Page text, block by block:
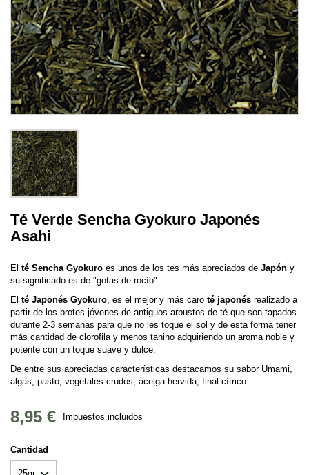
Té Verde Sencha Gyokuro Japonés
Asahi
El té Sencha Gyokuro es unos de los tes más apreciados de Japón y
su significado es de "gotas de rocío".
El té Japonés Gyokuro, es el mejor y más caro té japonés realizado a
partir de los brotes jóvenes de antiguos arbustos de té que son tapados
durante 2-3 semanas para que no les toque el sol y de esta forma tener
más cantidad de clorofila y menos tanino adquiriendo un aroma noble y
potente con un toque suave y dulce.
De entre sus apreciadas características destacamos su sabor Umami,
algas, pasto, vegetales crudos, acelga hervida, final cítrico.
8,95 € Impuestos incluidos
Cantidad